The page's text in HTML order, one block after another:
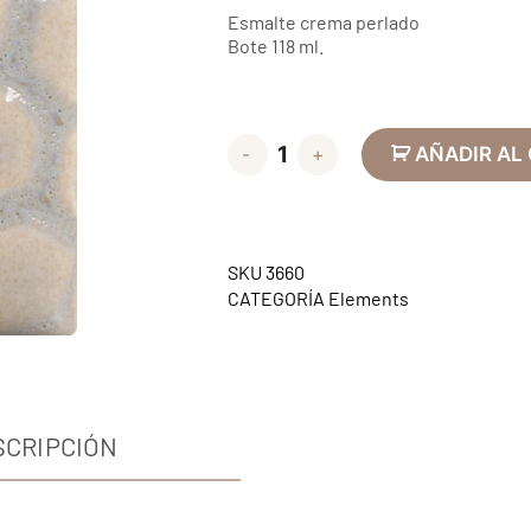
Esmalte crema perlado
Bote 118 ml.
- + AÑADIR AL
SKU 3660
CATEGORÍA Elements